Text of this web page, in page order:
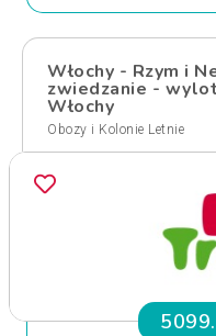
Włochy - Rzym i
zwiedzanie -
Włochy
Obozy i Kolonie Letnie